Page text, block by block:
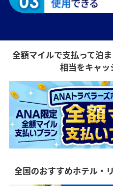
全額マイルで支払って泊
相当をキャッ
全国のおすすめホテル・